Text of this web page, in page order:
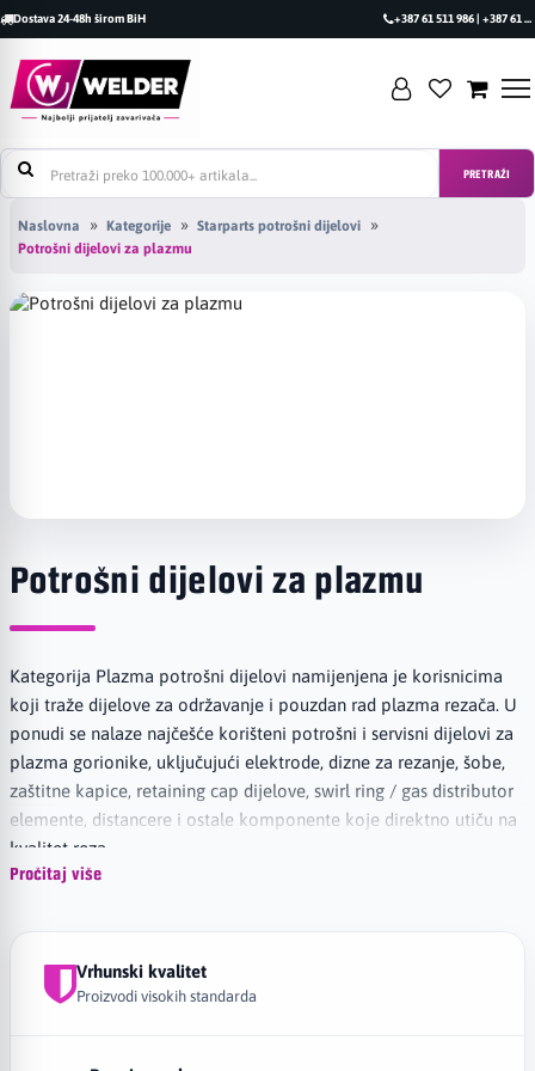
Dostava 24-48h širom BiH +387 61 511 986 | +387 61 493 470
PRETRAŽI
Naslovna Kategorije
Starparts potrošni dijelovi
Potrošni dijelovi za plazmu
Potrošni dijelovi za plazmu
Kategorija Plazma potrošni dijelovi namijenjena je korisnicima
koji traže dijelove za održavanje i pouzdan rad plazma rezača. U
ponudi se nalaze najčešće korišteni potrošni i servisni dijelovi za
plazma gorionike, uključujući elektrode, dizne za rezanje, šobe,
zaštitne kapice, retaining cap dijelove, swirl ring / gas distributor
elemente, distancere i ostale komponente koje direktno utiču na
kvalitet reza.
manju potrošnju gorionika. Redovna zamjena elektroda, dizni i
gas distributera posebno je važna kod rada sa čelikom, inoxom,
aluminijumom i drugim provodljivim metalima, jer istrošeni
luk i kraći vijek trajanja gorionika.
Pročitaj više
Vrhunski kvalitet
Proizvodi visokih standarda